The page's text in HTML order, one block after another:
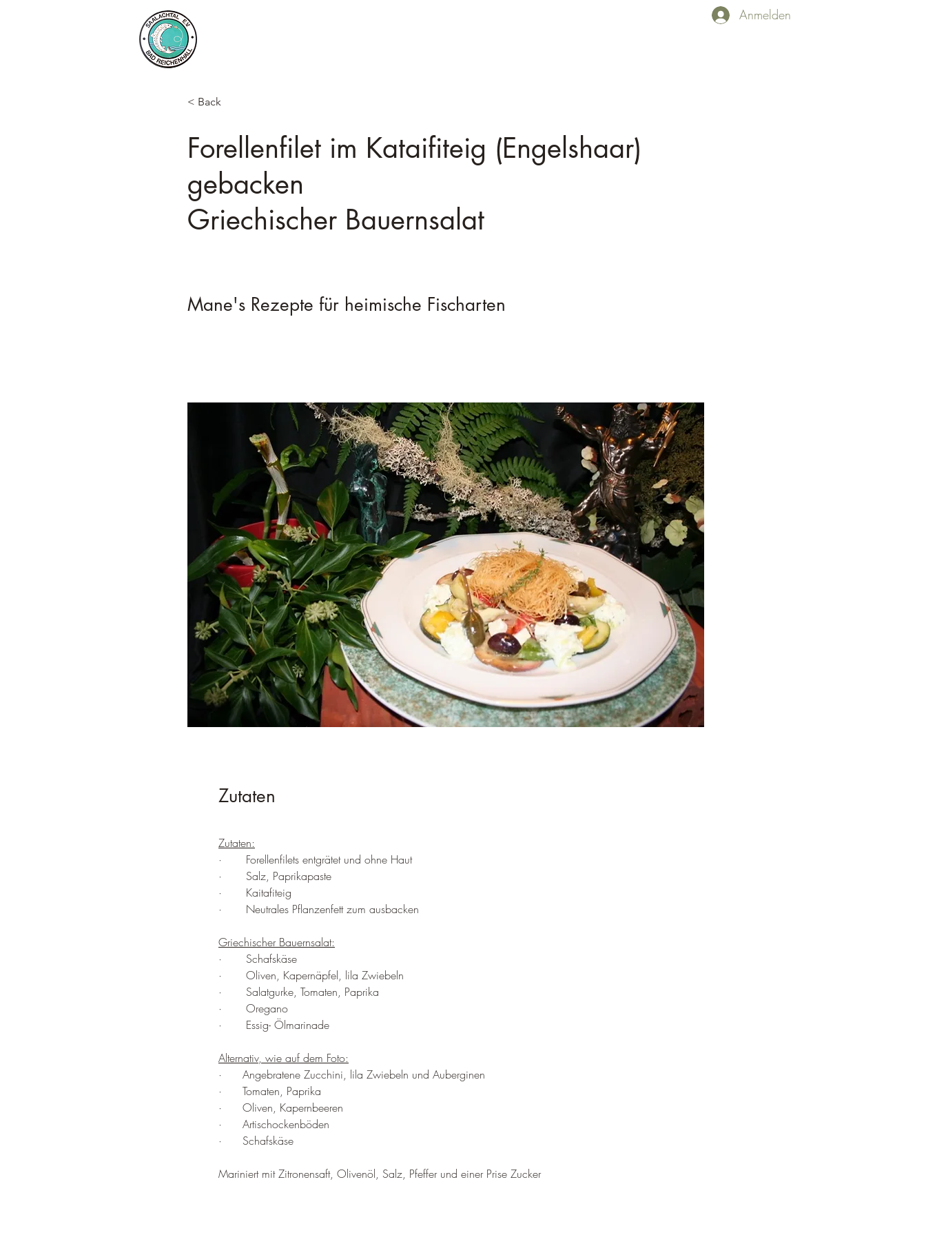
Anmelden
< Back
Forellenfilet im Kataifiteig (Engelshaar)
gebacken
Griechischer Bauernsalat
Mane's Rezepte für heimische Fischarten
Zutaten
Zutaten:
· Forellenfilets entgrätet und ohne Haut
· Salz, Paprikapaste
· Kaitafiteig
· Neutrales Pflanzenfett zum ausbacken
Griechischer Bauernsalat:
· Schafskäse
· Oliven, Kapernäpfel, lila Zwiebeln
· Salatgurke, Tomaten, Paprika
· Oregano
· Essig- Ölmarinade
Alternativ, wie auf dem Foto:
·      Angebratene Zucchini, lila Zwiebeln und Auberginen
·      Tomaten, Paprika
·      Oliven, Kapernbeeren
·      Artischockenböden
·      Schafskäse
Mariniert mit Zitronensaft, Olivenöl, Salz, Pfeffer und einer Prise Zucker